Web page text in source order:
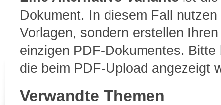
Dokument. In diesem Fall
Vorlagen, sondern erstellen
einzigen PDF-Dokumentes.
die beim PDF-Upload angezeigt
Verwandte Themen